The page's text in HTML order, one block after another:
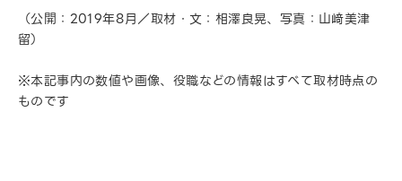
（公開：2019年8月／取材・文：相澤良晃、写真：山﨑美津
留）
※本記事内の数値や画像、役職などの情報はすべて取材時点の
ものです